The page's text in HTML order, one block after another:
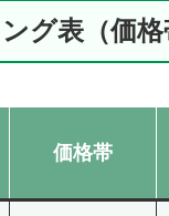
グ表（価格
価格帯